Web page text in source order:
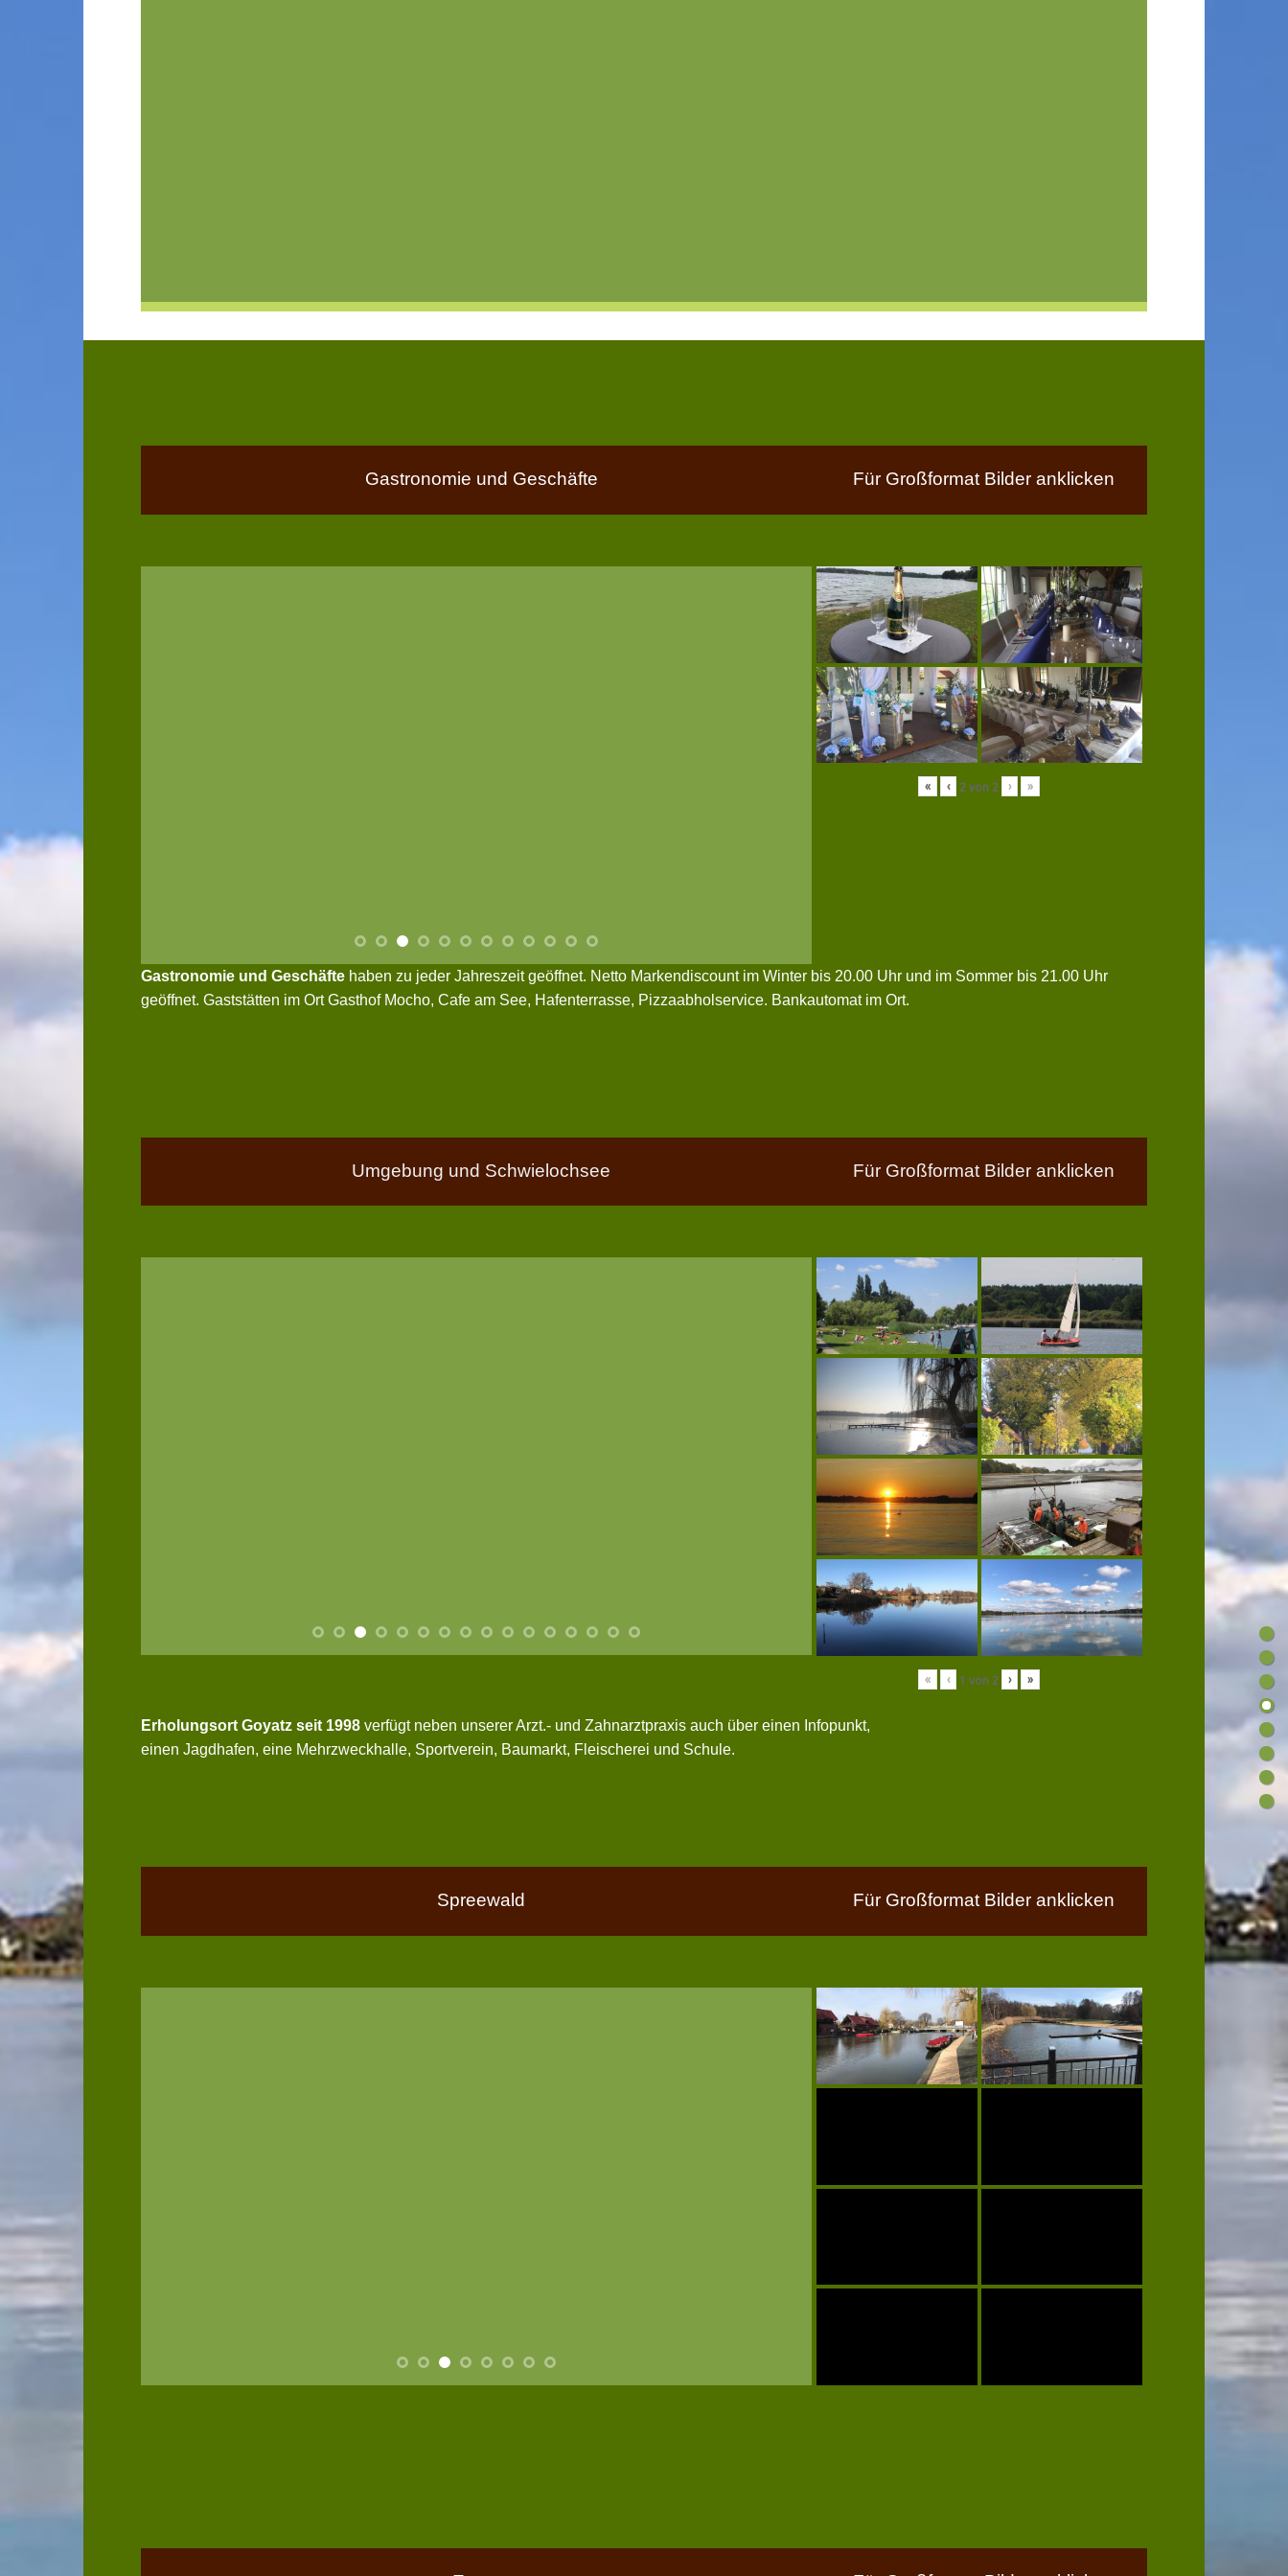
Gastronomie und Geschäfte Für Großformat Bilder anklicken
« ‹ 2 von 2 › »
Gastronomie und Geschäfte haben zu jeder Jahreszeit geöffnet. Netto Markendiscount im Winter bis 20.00 Uhr und im Sommer bis 21.00 Uhr
geöffnet. Gaststätten im Ort Gasthof Mocho, Cafe am See, Hafenterrasse, Pizzaabholservice. Bankautomat im Ort.
Umgebung und Schwielochsee Für Großformat Bilder anklicken
« ‹ 1 von 2 › »
Erholungsort Goyatz seit 1998 verfügt neben unserer Arzt.- und Zahnarztpraxis auch über einen Infopunkt,
einen Jagdhafen, eine Mehrzweckhalle, Sportverein, Baumarkt, Fleischerei und Schule.
Spreewald Für Großformat Bilder anklicken